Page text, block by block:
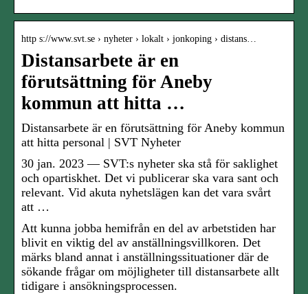
http s://www.svt.se › nyheter › lokalt › jonkoping › distans…
Distansarbete är en
förutsättning för Aneby
kommun att hitta …
Distansarbete är en förutsättning för Aneby kommun
att hitta personal | SVT Nyheter
30 jan. 2023 — SVT:s nyheter ska stå för saklighet
och opartiskhet. Det vi publicerar ska vara sant och
relevant. Vid akuta nyhetslägen kan det vara svårt
att …
Att kunna jobba hemifrån en del av arbetstiden har
blivit en viktig del av anställningsvillkoren. Det
märks bland annat i anställningssituationer där de
sökande frågar om möjligheter till distansarbete allt
tidigare i ansökningsprocessen.